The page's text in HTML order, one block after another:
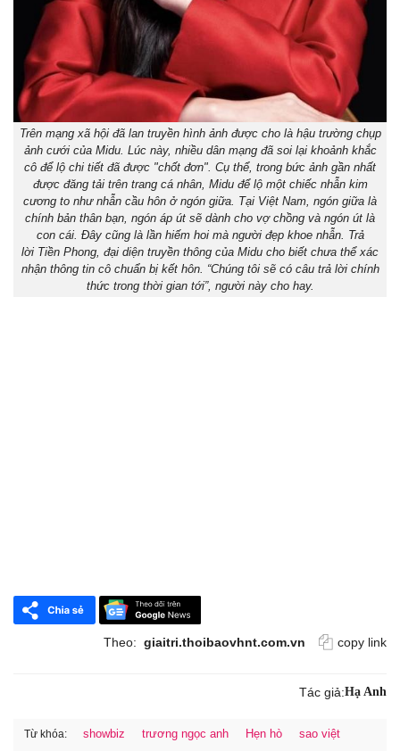
Trên mạng xã hội đã lan truyền hình ảnh được cho là hậu trường chụp
ảnh cưới của Midu. Lúc này, nhiều dân mạng đã soi lại khoảnh khắc
cô để lộ chi tiết đã được "chốt đơn". Cụ thể, trong bức ảnh gần nhất
được đăng tải trên trang cá nhân, Midu để lộ một chiếc nhẫn kim
cương to như nhẫn cầu hôn ở ngón giữa. Tại Việt Nam, ngón giữa là
chính bản thân bạn, ngón áp út sẽ dành cho vợ chồng và ngón út là
con cái. Đây cũng là lần hiếm hoi mà người đẹp khoe nhẫn. Trả
lời Tiền Phong, đại diện truyền thông của Midu cho biết chưa thể xác
nhận thông tin cô chuẩn bị kết hôn. “Chúng tôi sẽ có câu trả lời chính
thức trong thời gian tới”, người này cho hay.
Theo: giaitri.thoibaovhnt.com.vn copy link
Tác giả:Hạ Anh
Từ khóa: showbiz trương ngọc anh Hẹn hò sao việt